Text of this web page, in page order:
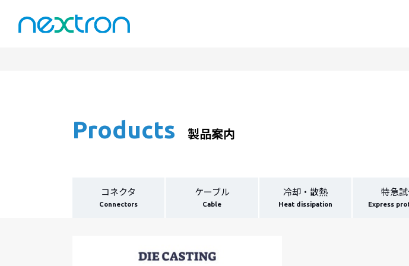
Products 製品案内
コネクタ
Connectors
ケーブル
Cable
冷却・散熱
Heat dissipation
特急
Express